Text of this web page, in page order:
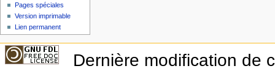
Pages spéciales
Version imprimable
Lien permanent
Dernière modification de